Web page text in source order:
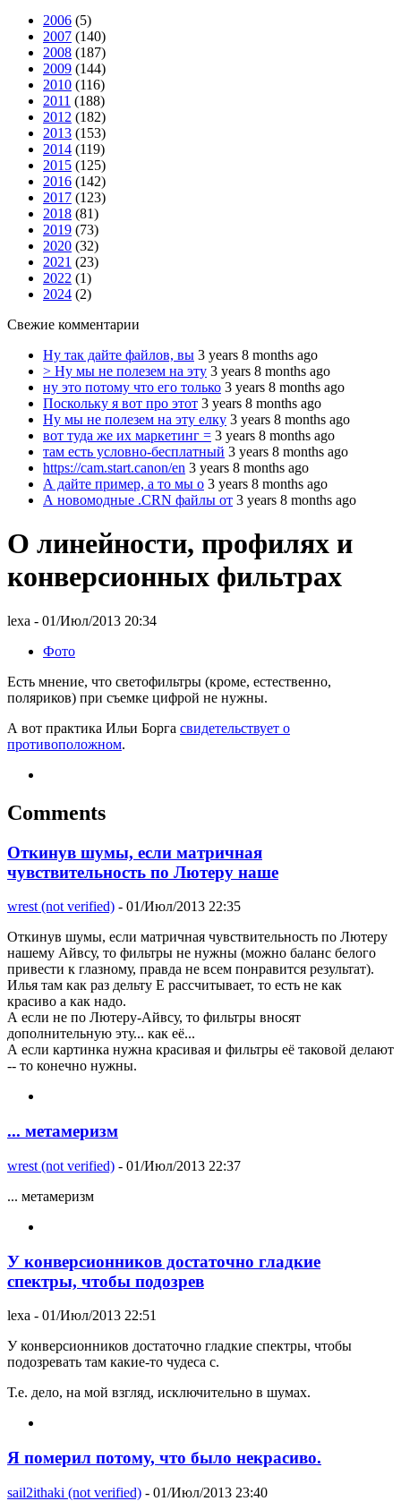
2006 (5)
2007 (140)
2008 (187)
2009 (144)
2010 (116)
2011 (188)
2012 (182)
2013 (153)
2014 (119)
2015 (125)
2016 (142)
2017 (123)
2018 (81)
2019 (73)
2020 (32)
2021 (23)
2022 (1)
2024 (2)
Свежие комментарии
Ну так дайте файлов, вы 3 years 8 months ago
> Ну мы не полезем на эту 3 years 8 months ago
ну это потому что его только 3 years 8 months ago
Поскольку я вот про этот 3 years 8 months ago
Ну мы не полезем на эту елку 3 years 8 months ago
вот туда же их маркетинг = 3 years 8 months ago
там есть условно-бесплатный 3 years 8 months ago
https://cam.start.canon/en 3 years 8 months ago
А дайте пример, а то мы о 3 years 8 months ago
А новомодные .CRN файлы от 3 years 8 months ago
О линейности, профилях и
конверсионных фильтрах
lexa - 01/Июл/2013 20:34
Фото
Есть мнение, что светофильтры (кроме, естественно,
поляриков) при съемке цифрой не нужны.
А вот практика Ильи Борга свидетельствует о
противоположном.
Comments
Откинув шумы, если матричная
чувствительность по Лютеру наше
wrest (not verified) - 01/Июл/2013 22:35
Откинув шумы, если матричная чувствительность по Лютеру
нашему Айвсу, то фильтры не нужны (можно баланс белого
привести к глазному, правда не всем понравится результат).
Илья там как раз дельту Е рассчитывает, то есть не как
красиво а как надо.
А если не по Лютеру-Айвсу, то фильтры вносят
дополнительную эту... как её...
А если картинка нужна красивая и фильтры её таковой делают
-- то конечно нужны.
... метамеризм
wrest (not verified) - 01/Июл/2013 22:37
... метамеризм
У конверсионников достаточно гладкие
спектры, чтобы подозрев
lexa - 01/Июл/2013 22:51
У конверсионников достаточно гладкие спектры, чтобы
подозревать там какие-то чудеса с.
Т.е. дело, на мой взгляд, исключительно в шумах.
Я померил потому, что было некрасиво.
sail2ithaki (not verified) - 01/Июл/2013 23:40